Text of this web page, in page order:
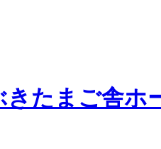
たまご舎ホ